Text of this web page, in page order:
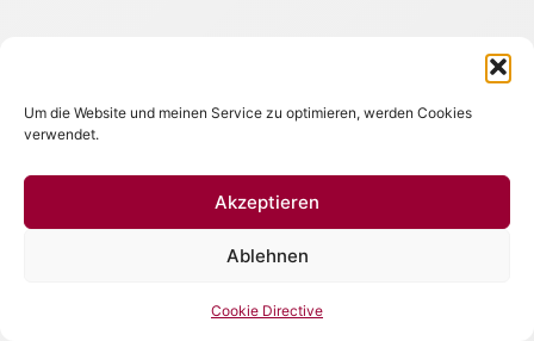
Um die Website und meinen Service zu optimieren, werden Cookies
verwendet.
Akzeptieren
Ablehnen
Cookie Directive